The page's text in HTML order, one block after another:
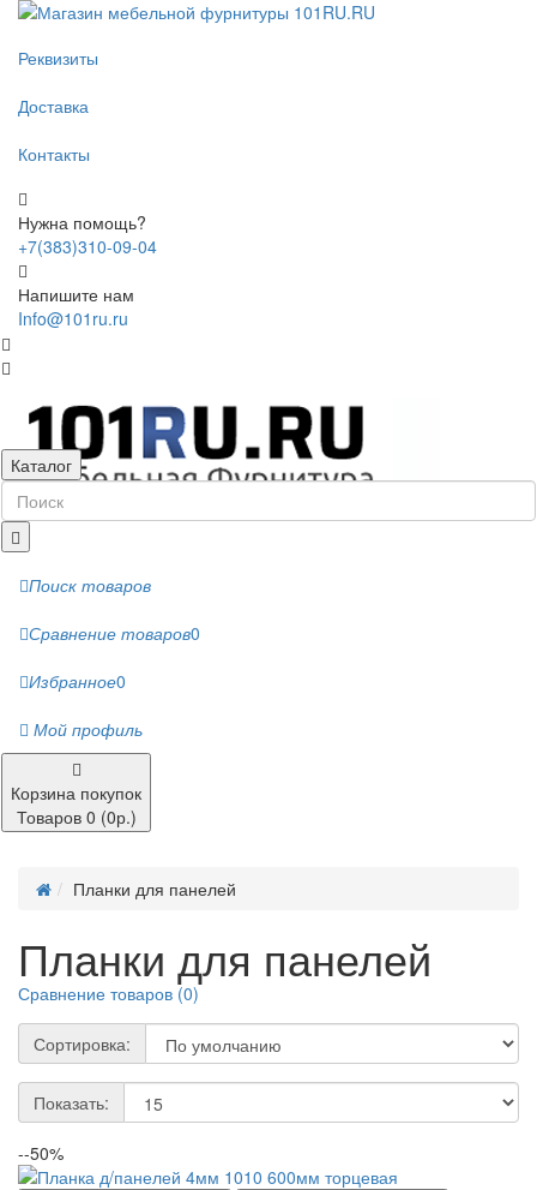
Реквизиты
Доставка
Контакты
Нужна помощь?
+7(383)310-09-04
Напишите нам
Info@101ru.ru
Каталог
Поиск товаров
Сравнение товаров0
Избранное0
Мой профиль
Корзина покупок
Товаров 0 (0р.)
Планки для панелей
Планки для панелей
Сравнение товаров (0)
Сортировка:
Показать:
--50%